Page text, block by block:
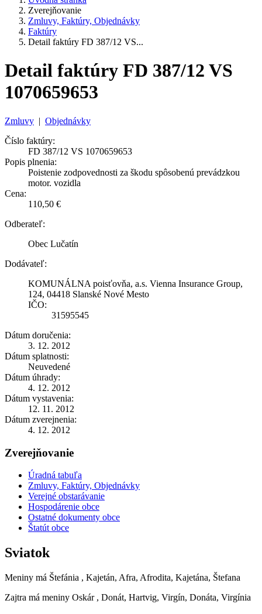
Zverejňovanie
Zmluvy, Faktúry, Objednávky
Faktúry
Detail faktúry FD 387/12 VS...
Detail faktúry FD 387/12 VS
1070659653
Zmluvy | Objednávky
Číslo faktúry:
FD 387/12 VS 1070659653
Popis plnenia:
Poistenie zodpovednosti za škodu spôsobenú prevádzkou
motor. vozidla
Cena:
110,50 €
Odberateľ:
Obec Lučatín
Dodávateľ:
KOMUNÁLNA poisťovňa, a.s. Vienna Insurance Group,
124, 04418 Slanské Nové Mesto
IČO:
31595545
Dátum doručenia:
3. 12. 2012
Dátum splatnosti:
Neuvedené
Dátum úhrady:
4. 12. 2012
Dátum vystavenia:
12. 11. 2012
Dátum zverejnenia:
4. 12. 2012
Zverejňovanie
Úradná tabuľa
Zmluvy, Faktúry, Objednávky
Verejné obstarávanie
Hospodárenie obce
Ostatné dokumenty obce
Štatút obce
Sviatok
Meniny má Štefánia , Kajetán, Afra, Afrodita, Kajetána, Štefana
Zajtra má meniny Oskár , Donát, Hartvig, Virgín, Donáta, Virgínia